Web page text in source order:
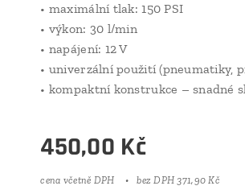
• maximální tlak: 150 PSI
• výkon: 30 l/min
• napájení: 12 V
• univerzální použití (pneumatiky,
• kompaktní konstrukce – snadné
450,00 Kč
cena včetně DPH bez DPH 371,90 Kč